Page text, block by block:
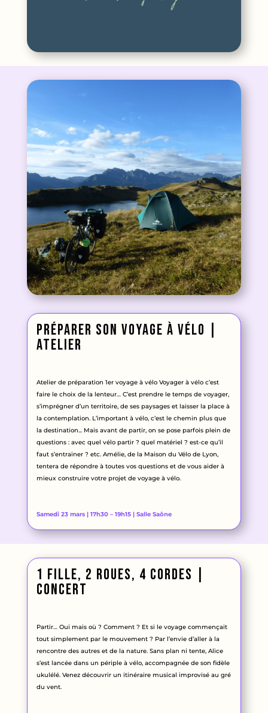
préparer son voyage à vélo |
atelier
Atelier de préparation 1er voyage à vélo Voyager à vélo c’est
faire le choix de la lenteur… C’est prendre le temps de voyager,
s’imprégner d’un territoire, de ses paysages et laisser la place à
la contemplation. L’important à vélo, c’est le chemin plus que
la destination... Mais avant de partir, on se pose parfois plein de
questions : avec quel vélo partir ? quel matériel ? est-ce qu’il
faut s’entrainer ? etc. Amélie, de la Maison du Vélo de Lyon,
tentera de répondre à toutes vos questions et de vous aider à
mieux construire votre projet de voyage à vélo.
Samedi 23 mars | 17h30 – 19h15 | Salle Saône
1 fille, 2 roues, 4 cordes |
concert
Partir… Oui mais où ? Comment ? Et si le voyage commençait
tout simplement par le mouvement ? Par l’envie d’aller à la
rencontre des autres et de la nature. Sans plan ni tente, Alice
s’est lancée dans un périple à vélo, accompagnée de son fidèle
ukulélé. Venez découvrir un itinéraire musical improvisé au gré
du vent.